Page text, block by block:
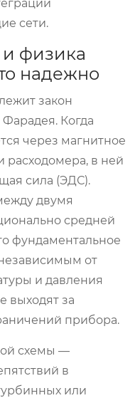
сети.
физика
надежно
закон
Когда
через магнитное
расходомера, в ней
сила (ЭДС).
двумя
средней
фундаментальное
от
и давления
выходят за
прибора.
схемы —
в
или